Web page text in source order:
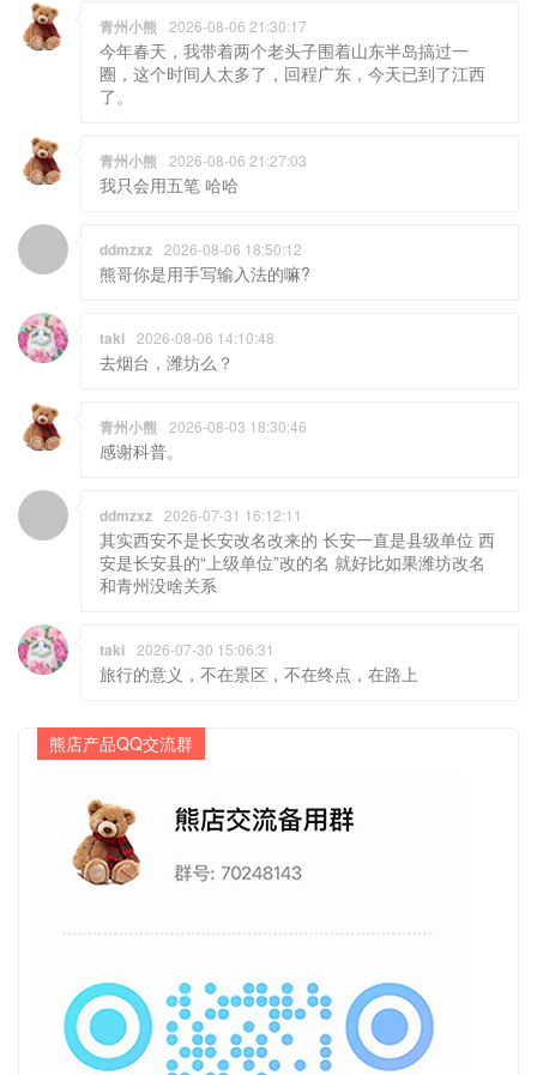
青州小熊 2026-08-06 21:30:17
今年春天，我带着两个老头子围着山东半岛搞过一
圈，这个时间人太多了，回程广东，今天已到了江西
了。
青州小熊 2026-08-06 21:27:03
我只会用五笔 哈哈
ddmzxz 2026-08-06 18:50:12
熊哥你是用手写输入法的嘛?
taki 2026-08-06 14:10:48
去烟台，潍坊么？
青州小熊 2026-08-03 18:30:46
感谢科普。
ddmzxz 2026-07-31 16:12:11
其实西安不是长安改名改来的 长安一直是县级单位 西
安是长安县的“上级单位”改的名 就好比如果潍坊改名
和青州没啥关系
taki 2026-07-30 15:06:31
旅行的意义，不在景区，不在终点，在路上
熊店产品QQ交流群